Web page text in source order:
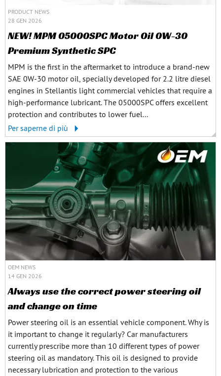
PRODUCT NEWS
28 GEN 2026
NEW! MPM 05000SPC Motor Oil 0W-30
Premium Synthetic SPC
MPM is the first in the aftermarket to introduce a brand-new
SAE 0W-30 motor oil, specially developed for 2.2 litre diesel
engines in Stellantis light commercial vehicles that require a
high-performance lubricant. The 05000SPC offers excellent
protection and contributes to lower fuel...
Per saperne di più
OEM NEWS
14 GEN 2026
Always use the correct power steering oil
and change on time
Power steering oil is an essential vehicle component. Why is
it important to change it regularly? Car manufacturers
currently prescribe more than 10 different types of power
steering oil as mandatory. This oil is designed to provide
necessary lubrication and protection to the various